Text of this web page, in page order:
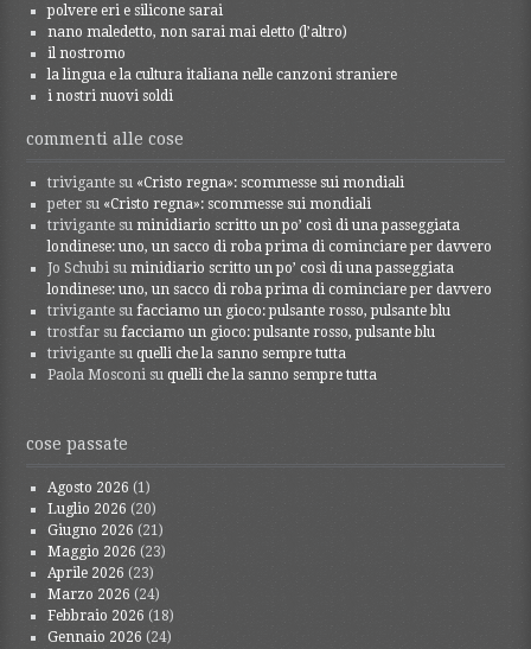
polvere eri e silicone sarai
nano maledetto, non sarai mai eletto (l’altro)
il nostromo
la lingua e la cultura italiana nelle canzoni straniere
i nostri nuovi soldi
commenti alle cose
trivigante su «Cristo regna»: scommesse sui mondiali
peter su «Cristo regna»: scommesse sui mondiali
trivigante su minidiario scritto un po’ così di una passeggiata
londinese: uno, un sacco di roba prima di cominciare per davvero
Jo Schubi su minidiario scritto un po’ così di una passeggiata
londinese: uno, un sacco di roba prima di cominciare per davvero
trivigante sufacciamo un gioco: pulsante rosso, pulsante blu
trostfar sufacciamo un gioco: pulsante rosso, pulsante blu
trivigante suquelli che la sanno sempre tutta
Paola Mosconi suquelli che la sanno sempre tutta
cose passate
Agosto 2026 (1)
Luglio 2026 (20)
Giugno 2026 (21)
Maggio 2026 (23)
Aprile 2026 (23)
Marzo 2026 (24)
Febbraio 2026 (18)
Gennaio 2026 (24)